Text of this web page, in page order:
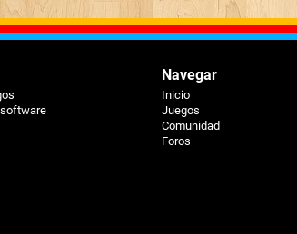
Navegar
Inicio
Juegos
Comunidad
Foros